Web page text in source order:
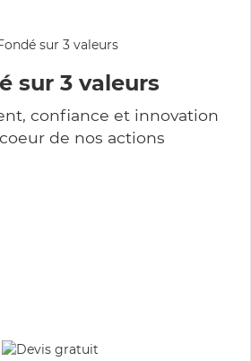
sur 3 valeurs
confiance et innovation
de nos actions